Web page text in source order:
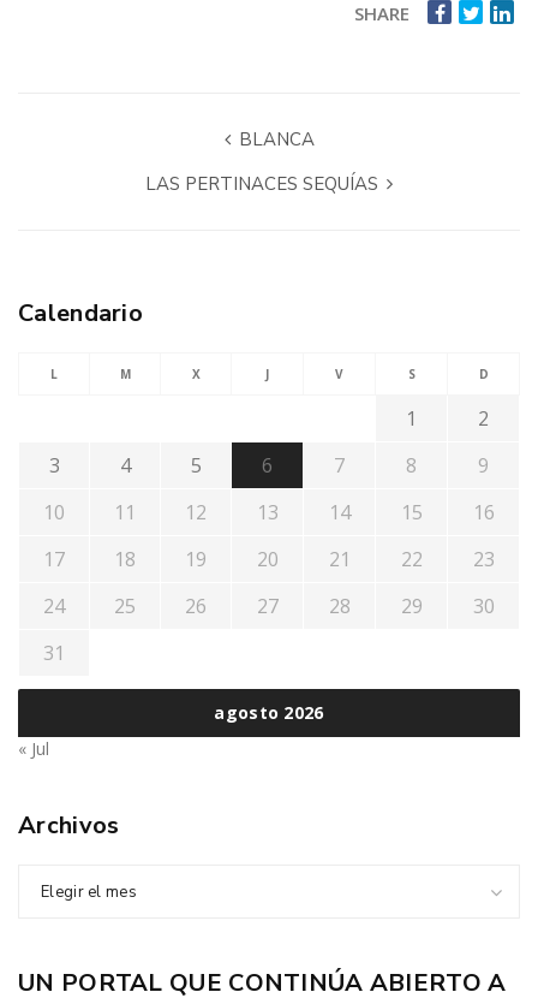
SHARE
BLANCA
LAS PERTINACES SEQUÍAS
Calendario
agosto 2026
L M X J V S D
1
2
3
4 5 6 7 8
9
10
11 12 13 14 15
16
17
18 19 20 21 22
23
24
25 26 27 28 29
30
31
« Jul
Archivos
Elegir el mes
UN PORTAL QUE CONTINÚA ABIERTO A